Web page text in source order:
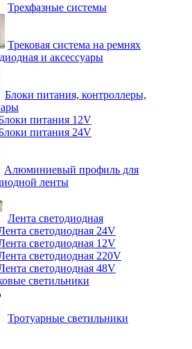
Трехфазные системы
Трековая система на ремнях
и аксессуары
Блоки питания, контроллеры,
питания 12V
питания 24V
Алюминиевый профиль для
ленты
Лента светодиодная
светодиодная 24V
светодиодная 12V
светодиодная 220V
светодиодная 48V
светильники
Тротуарные светильники